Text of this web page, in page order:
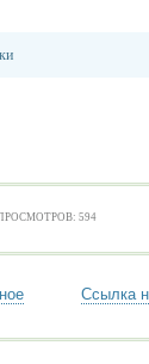
594
Ссылка